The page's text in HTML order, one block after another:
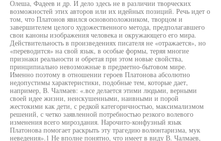
Олеша, Фадеев и др. И дело здесь не в различии творческих
возможностей этих авторов или их идейных позиций. Речь идет о
том, что Платонов явился основоположником, творцом и
завершителем целого художественного метода, предполагавшего
свои каноны изображения человека и окружающего его мира.
Действительность в произведениях писателя не «отражается», но
«переводится» на свой язык, в особые формы, теряя многие
признаки реальности и обретая при этом новые свойства,
принципиально невозможные в предметно-бытовом мире.
Именно поэтому в отношении героев Платонова абсолютно
недопустимы характеристики, подобные тем, которые дает,
например, В. Чалмаев: «.все делается этими людьми, верными
своей идее жизни, неискушенными, наивными и порой
жестокими как дети, с редкой категоричностью, максимализмом
решений, с четко заявленной потребностью резкого волевого
изменения всего мироздания. Нарочито-конфузный язык
Платонова помогает раскрыть эту трагедию волюнтаризма, мук
неведения».1 Не вполне понятно, что имеет в виду В. Чалмаев,